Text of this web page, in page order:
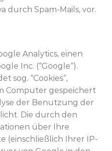
durch Spam-Mails, vor.
Analytics, einen
Inc. (“Google“).
sog. “Cookies“,
Computer gespeichert
der Benutzung der
Die durch den
über Ihre
(einschließlich Ihrer IP-